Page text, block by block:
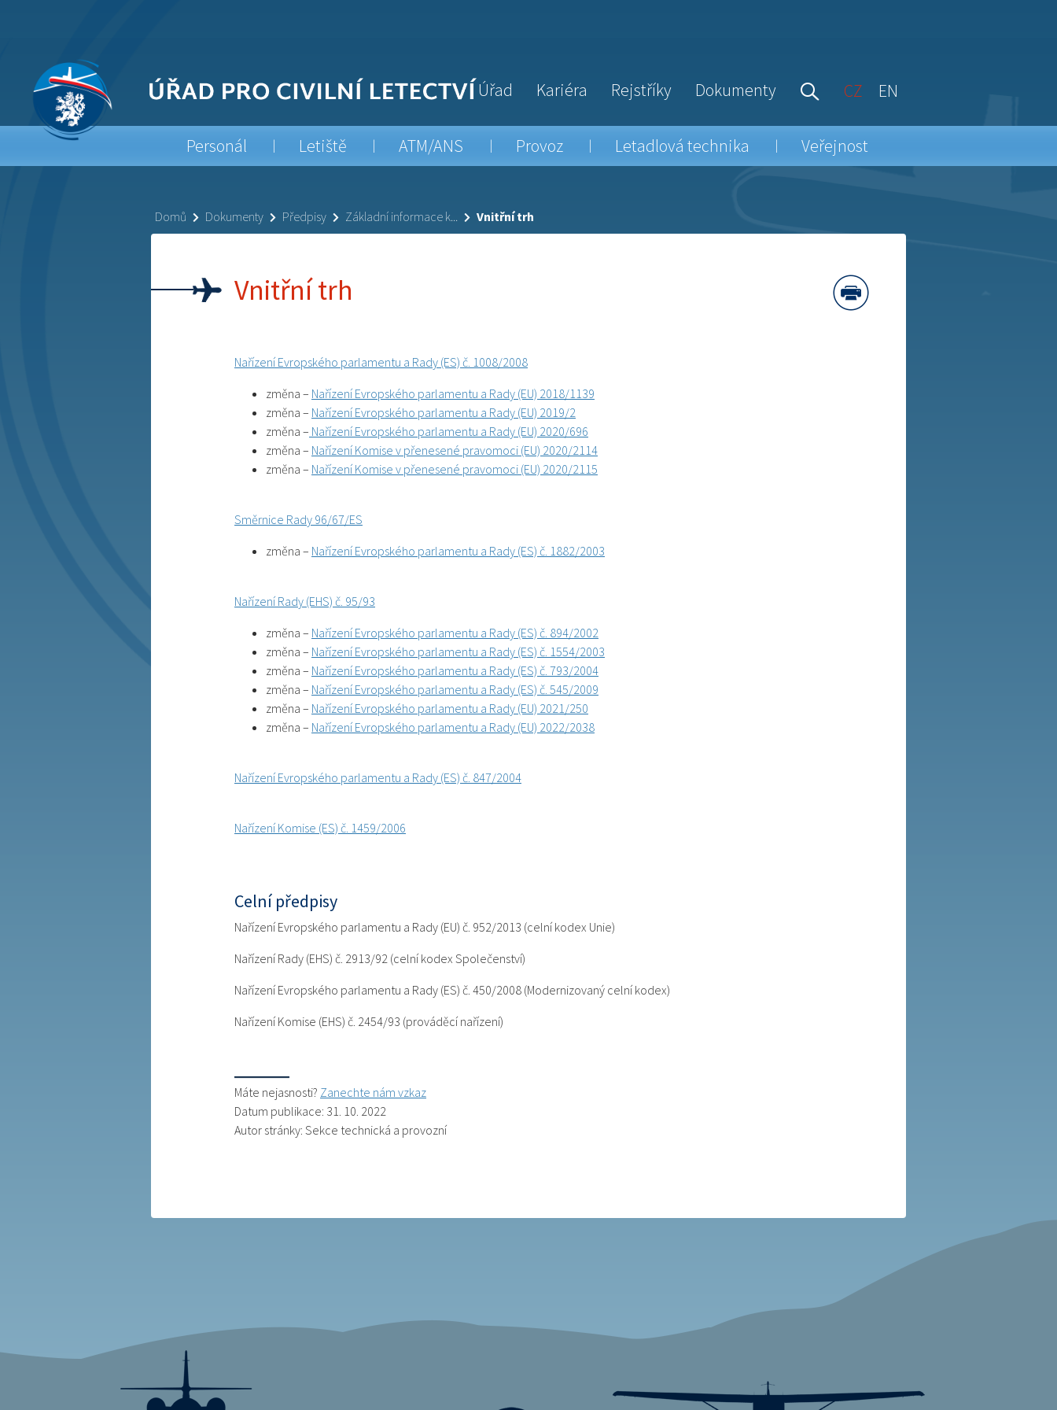
Úřad Kariéra Rejstříky Dokumenty CZ EN
Personál Letiště ATM/ANS Provoz Letadlová technika Veřejnost
Domů Dokumenty Předpisy Základní informace k... Vnitřní trh
Vnitřní trh
Nařízení Evropského parlamentu a Rady (ES) č. 1008/2008
změna – Nařízení Evropského parlamentu a Rady (EU) 2018/1139
změna – Nařízení Evropského parlamentu a Rady (EU) 2019/2
změna – Nařízení Evropského parlamentu a Rady (EU) 2020/696
změna – Nařízení Komise v přenesené pravomoci (EU) 2020/2114
změna – Nařízení Komise v přenesené pravomoci (EU) 2020/2115
Směrnice Rady 96/67/ES
změna – Nařízení Evropského parlamentu a Rady (ES) č. 1882/2003
Nařízení Rady (EHS) č. 95/93
změna – Nařízení Evropského parlamentu a Rady (ES) č. 894/2002
změna – Nařízení Evropského parlamentu a Rady (ES) č. 1554/2003
změna – Nařízení Evropského parlamentu a Rady (ES) č. 793/2004
změna – Nařízení Evropského parlamentu a Rady (ES) č. 545/2009
změna – Nařízení Evropského parlamentu a Rady (EU) 2021/250
změna – Nařízení Evropského parlamentu a Rady (EU) 2022/2038
Nařízení Evropského parlamentu a Rady (ES) č. 847/2004
Nařízení Komise (ES) č. 1459/2006
Celní předpisy
Nařízení Evropského parlamentu a Rady (EU) č. 952/2013 (celní kodex Unie)
Nařízení Rady (EHS) č. 2913/92 (celní kodex Společenství)
Nařízení Evropského parlamentu a Rady (ES) č. 450/2008 (Modernizovaný celní kodex)
Nařízení Komise (EHS) č. 2454/93 (prováděcí nařízení)
Máte nejasnosti? Zanechte nám vzkaz
Datum publikace: 31. 10. 2022
Autor stránky: Sekce technická a provozní